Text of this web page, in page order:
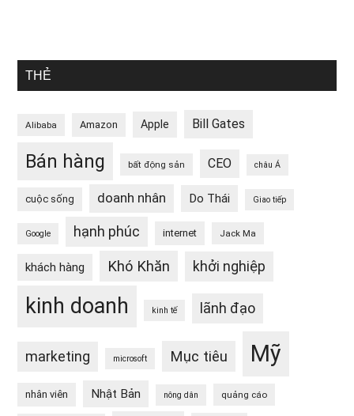
THẺ
Alibaba Amazon Apple Bill Gates
Bán hàng bất động sản CEO châu Á
cuộc sống doanh nhân Do Thái Giao tiếp
Google hạnh phúc internet Jack Ma
khách hàng Khó Khăn khởi nghiệp
kinh doanh kinh tế lãnh đạo
marketing microsoft Mục tiêu Mỹ
nhân viên Nhật Bản nông dân quảng cáo